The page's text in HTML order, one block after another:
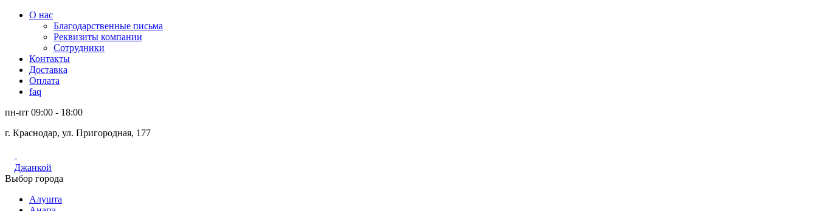
О нас
Благодарственные письма
Реквизиты компании
Сотрудники
Контакты
Доставка
Оплата
faq
пн-пт 09:00 - 18:00
г. Краснодар, ул. Пригородная, 177
Джанкой
Выбор города
Алушта